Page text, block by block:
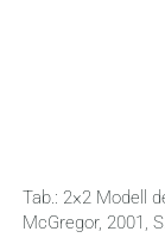
Tab.: 2×2 Modell
McGregor, 2001,